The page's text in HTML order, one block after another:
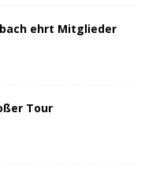
ehrt Mitglieder
Tour